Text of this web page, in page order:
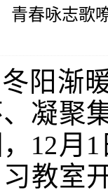
青春咏志歌
冬阳渐
凝聚
，12月
习教室